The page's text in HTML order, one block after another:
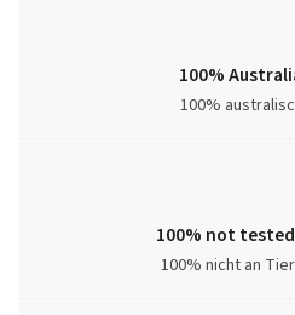
100%
100%
100% not
100% nicht an